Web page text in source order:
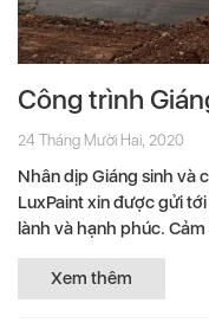
Công trình
24 Tháng Mười Hai, 2020
Nhân dịp Giáng sinh và
LuxPaint xin được gửi
lành và hạnh phúc.
Xem thêm